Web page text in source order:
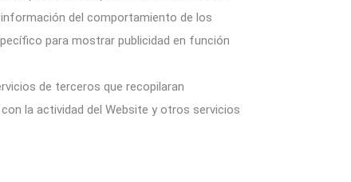
del comportamiento de los
para mostrar publicidad en función
de terceros que recopilaran
la actividad del Website y otros servicios